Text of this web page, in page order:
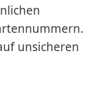
unsicheren